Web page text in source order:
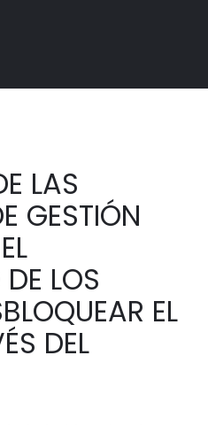
LAS
GESTIÓN
LOS
EL
DEL